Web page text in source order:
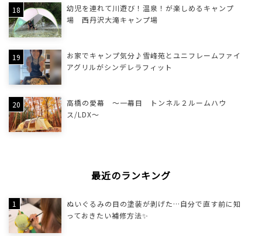
幼児を連れて川遊び！温泉！が楽しめるキャンプ
場 西丹沢大滝キャンプ場
お家でキャンプ気分♪雪峰苑とユニフレームファイ
アグリルがシンデレラフィット
高橋の愛幕 ～一幕目 トンネル２ルームハウ
ス/LDX～
最近のランキング
ぬいぐるみの目の塗装が剥げた…自分で直す前に知
っておきたい補修方法✨